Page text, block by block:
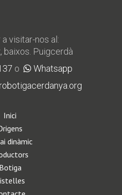
visitar-nos al:
baixos. Puigcerdà
o
Whatsapp
Inici
dinàmic
Botiga